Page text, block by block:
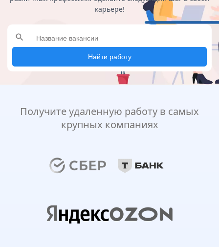
карьере!
search
Найти работу
Получите удаленную работу в самых
крупных компаниях